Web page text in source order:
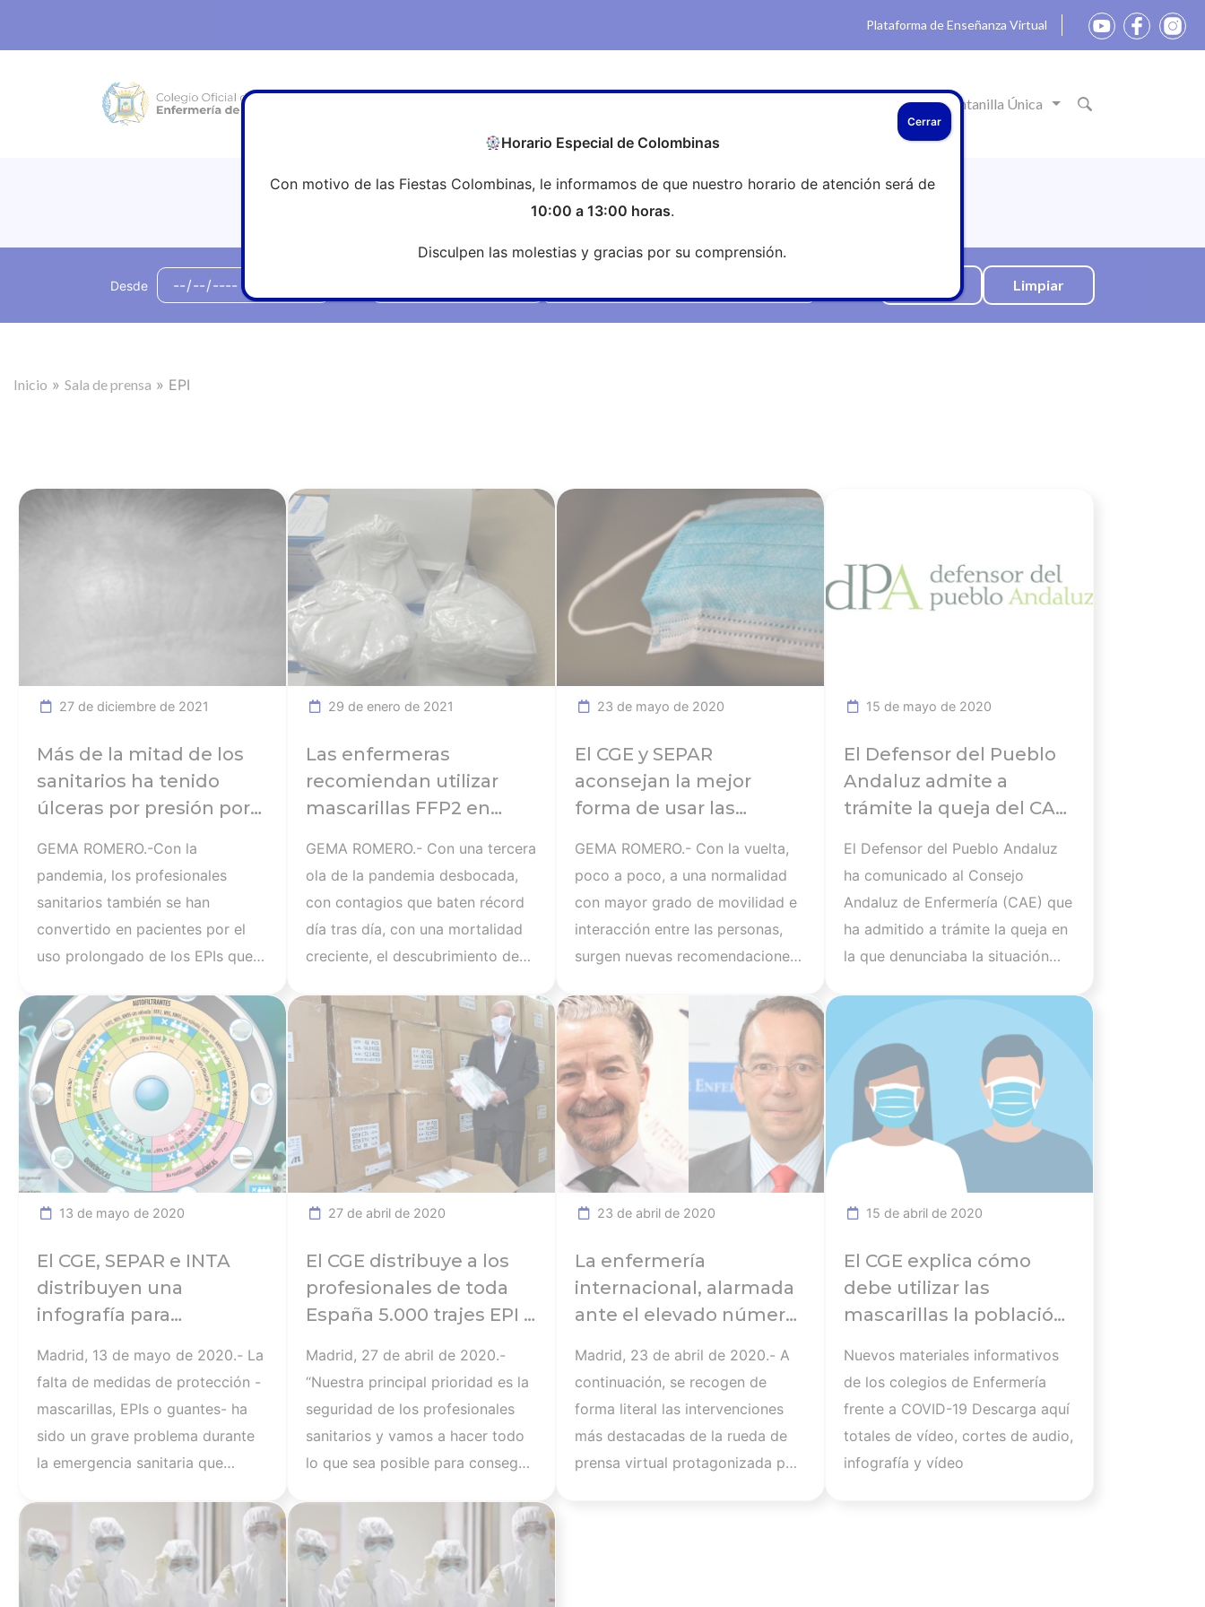
Plataforma de Enseñanza Virtual
Actualidad Ventanilla Única
Noticias
Desde Limpiar
Inicio » Sala de prensa » EPI
27 de diciembre de 2021
Más de la mitad de los
sanitarios ha tenido
úlceras por presión por
GEMA ROMERO.-Con la
pandemia, los profesionales
sanitarios también se han
convertido en pacientes por el
uso prolongado de los EPIs que
fricción, por presión y también
por humedad, que han sufrido el
54% de los sanitarios. Y es que el
uso prolongado de estos
materiales de protección
“conlleva secuelas detrás de las
orejas, en el tabique nasal o bien
cicatrices en la frente o en los
pómulos… cuando nos quitemos
las mascarillas veremos
realmente las heridas de guerra”,
señalaba Justo Rueda, uno de los
‘Lesiones cutáneas asociadas al
uso de EPI’
Ver noticia
29 de enero de 2021
Las enfermeras
recomiendan utilizar
mascarillas FFP2 en
GEMA ROMERO.- Con una tercera
ola de la pandemia desbocada,
con contagios que baten récord
día tras día, con una mortalidad
creciente, el descubrimiento de
duda del contagio del COVID-19
a través de los aerosoles, se hace
necesario incrementar las
medidas de protección. Por ello,
el Consejo General de Enfermería
cree primordial que “la población
y los profesionales utilicen
mascarillas autofiltrantes -
conocidas como FFP2- en
aquellos lugares cerrados, poco
ventilados y con aglomeración de
gente –como el transporte
aquellos donde haya más
probabilidad de concurrir con
personas portadoras del virus…
Ver noticia
23 de mayo de 2020
El CGE y SEPAR
aconsejan la mejor
forma de usar las
GEMA ROMERO.- Con la vuelta,
poco a poco, a una normalidad
con mayor grado de movilidad e
interacción entre las personas,
surgen nuevas recomendaciones
cambio importante –en una
sociedad occidental poco
familiarizada con su uso- afecta
a las mascarillas. El Gobierno ha
ordenado su obligatoriedad a la
hora de salir de casa, tanto en
espacios cerrados como en la
calle cuando no se puedan
garantizar los dos metros de
separación entre personas,
excepto en los niños menores de
6 años o personas con
Por este motivo, la Organización
Colegial de Enfermería,…
Ver noticia
15 de mayo de 2020
El Defensor del Pueblo
Andaluz admite a
trámite la queja del CAE
protección para las
enfermeras frente al
Covid-19 y requiere a los
organismos
competentes
El Defensor del Pueblo Andaluz
ha comunicado al Consejo
Andaluz de Enfermería (CAE) que
ha admitido a trámite la queja en
la que denunciaba la situación
servicios en los centros públicos
y privados de la Comunidad
Autónoma por la falta de material
de protección adecuado en la
lucha contra el COVID-19, como
resultado de la nefasta gestión
de Gobierno y Junta en la crisis
sanitaria derivada de la
pandemia. Además, en su escrito,
el Defensor del Pueblo Andaluz,
Jesús Maeztu, informa a la
atendiendo a la queja interpuesta,
13 de mayo de 2020
El CGE, SEPAR e INTA
distribuyen una
infografía para
adecuada ante el
Madrid, 13 de mayo de 2020.- La
falta de medidas de protección -
mascarillas, EPIs o guantes- ha
sido un grave problema durante
la emergencia sanitaria que
traducido en contagios masivos
entre los profesionales sanitarios
estimado en una cifra varias
veces superior de la que
Ver noticia
27 de abril de 2020
El CGE distribuye a los
profesionales de toda
España 5.000 trajes EPI y
Madrid, 27 de abril de 2020.-
“Nuestra principal prioridad es la
seguridad de los profesionales
sanitarios y vamos a hacer todo
lo que sea posible para conseguir
todas, del material necesario
para poder prestar su asistencia
a los pacientes con COVID-19 sin
que tengan que jugarse la vida y
Ver noticia
23 de abril de 2020
La enfermería
internacional, alarmada
ante el elevado número
sanitarios contagiados
por el coronavirus en
Madrid, 23 de abril de 2020.- A
continuación, se recogen de
forma literal las intervenciones
más destacadas de la rueda de
prensa virtual protagonizada por
Ver noticia
15 de abril de 2020
El CGE explica cómo
debe utilizar las
mascarillas la población
Nuevos materiales informativos
de los colegios de Enfermería
frente a COVID-19 Descarga aquí
totales de vídeo, cortes de audio,
infografía y vídeo
Ver noticia
Ver noticia Ver noticia
Horario Especial de Colombinas
Con motivo de las Fiestas Colombinas, le informamos de que nuestro horario de atención será de
10:00 a 13:00 horas.
Disculpen las molestias y gracias por su comprensión.
Cerrar